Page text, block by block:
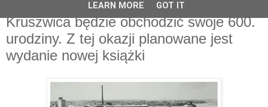
piątek, 11 września 2020
Kruszwica będzie obchodzić swoje 600.
urodziny. Z tej okazji planowane jest
wydanie nowej książki
LEARN MORE GOT IT